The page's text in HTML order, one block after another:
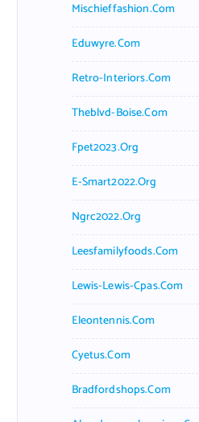
Mischieffashion.com
Eduwyre.com
Retro-Interiors.com
Theblvd-Boise.com
Fpet2023.org
E-Smart2022.org
Ngrc2022.org
Leesfamilyfoods.com
Lewis-Lewis-Cpas.com
Eleontennis.com
Cyetus.com
Bradfordshops.com